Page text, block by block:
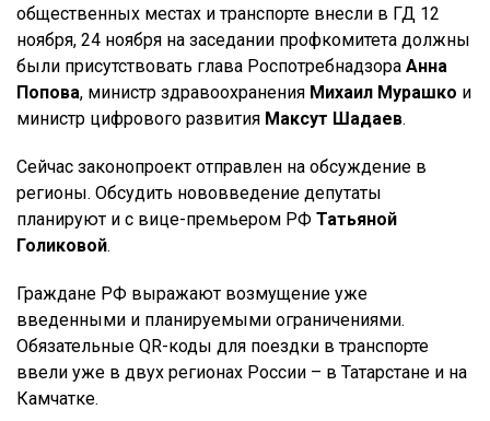
общественных местах и транспорте внесли в ГД 12
ноября, 24 ноября на заседании профкомитета должны
были присутствовать глава Роспотребнадзора Анна
Попова, министр здравоохранения Михаил Мурашко и
министр цифрового развития Максут Шадаев.
Сейчас законопроект отправлен на обсуждение в
регионы. Обсудить нововведение депутаты
планируют и с вице-премьером РФ Татьяной
Голиковой.
Граждане РФ выражают возмущение уже
введенными и планируемыми ограничениями.
Обязательные QR-коды для поездки в транспорте
ввели уже в двух регионах России – в Татарстане и на
Камчатке.